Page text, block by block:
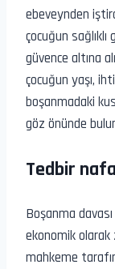
ebeveynden
çocuğun
güvence altına
çocuğun yaşı,
boşanmadaki
göz önünde
Tedbir
Boşanma
ekonomik olarak
mahkeme